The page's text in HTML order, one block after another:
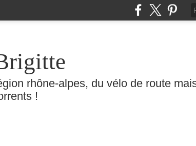
rhône-alpes, du vélo de route
!